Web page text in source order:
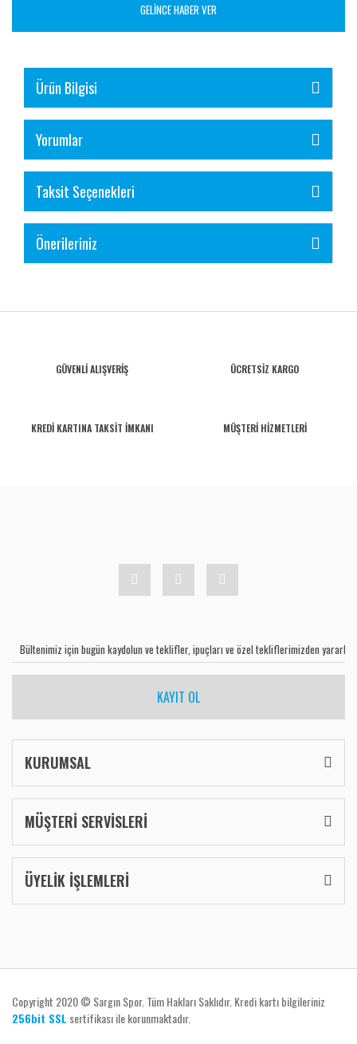
GELİNCE HABER VER
Ürün Bilgisi
Yorumlar
Taksit Seçenekleri
Önerileriniz
GÜVENLİ ALIŞVERİŞ ÜCRETSİZ KARGO
KREDİ KARTINA TAKSİT İMKANI MÜŞTERİ HİZMETLERİ
KAYIT OL
KURUMSAL
MÜŞTERİ SERVİSLERİ
ÜYELİK İŞLEMLERİ
Copyright 2020 © Sargın Spor. Tüm Hakları Saklıdır. Kredi kartı bilgileriniz
256bit SSL sertifikası ile korunmaktadır.